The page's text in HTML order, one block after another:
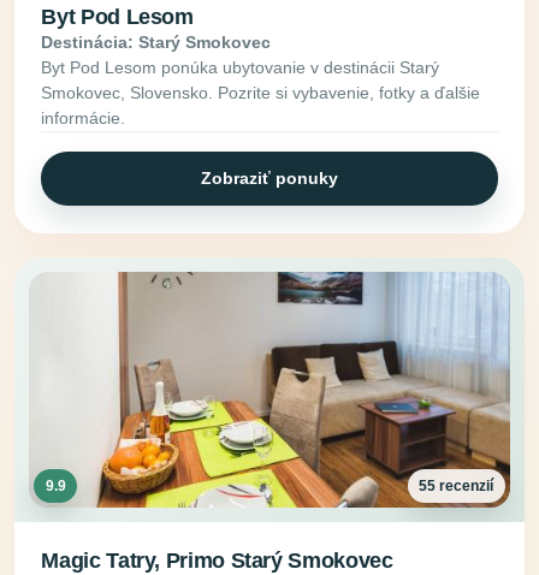
Byt Pod Lesom
Destinácia: Starý Smokovec
Byt Pod Lesom ponúka ubytovanie v destinácii Starý
Smokovec, Slovensko. Pozrite si vybavenie, fotky a ďalšie
informácie.
Zobraziť ponuky
9.9 55 recenzií
Magic Tatry, Primo Starý Smokovec